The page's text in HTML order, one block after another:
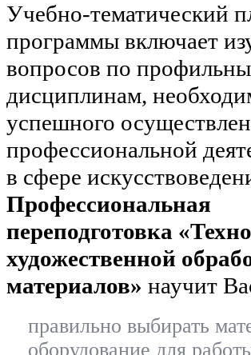
Учебно-тематический
программы включает
вопросов по
дисциплинам,
успешного
профессиональной
в сфере
Профессиональная
переподготовка
художественной
материалов» научит
правильно выбирать
оборудование для